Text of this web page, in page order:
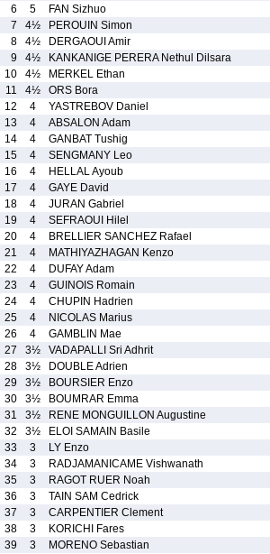
6
5
FAN Sizhuo
7
4½
PEROUIN Simon
8
4½
DERGAOUI Amir
9
4½
KANKANIGE PERERA Nethul Dilsara
10
4½
MERKEL Ethan
11
4½
ORS Bora
12
4
YASTREBOV Daniel
13
4
ABSALON Adam
14
4
GANBAT Tushig
15
4
SENGMANY Leo
16
4
HELLAL Ayoub
17
4
GAYE David
18
4
JURAN Gabriel
19
4
SEFRAOUI Hilel
20
4
BRELLIER SANCHEZ Rafael
21
4
MATHIYAZHAGAN Kenzo
22
4
DUFAY Adam
23
4
GUINOIS Romain
24
4
CHUPIN Hadrien
25
4
NICOLAS Marius
26
4
GAMBLIN Mae
27
3½
VADAPALLI Sri Adhrit
28
3½
DOUBLE Adrien
29
3½
BOURSIER Enzo
30
3½
BOUMRAR Emma
31
3½
RENE MONGUILLON Augustine
32
3½
ELOI SAMAIN Basile
33
3
LY Enzo
34
3
RADJAMANICAME Vishwanath
35
3
RAGOT RUER Noah
36
3
TAIN SAM Cedrick
37
3
CARPENTIER Clement
38
3
KORICHI Fares
39
3
MORENO Sebastian